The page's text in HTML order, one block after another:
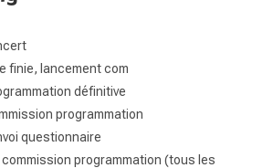
finie, lancement com
définitive
programmation
questionnaire
programmation (tous les